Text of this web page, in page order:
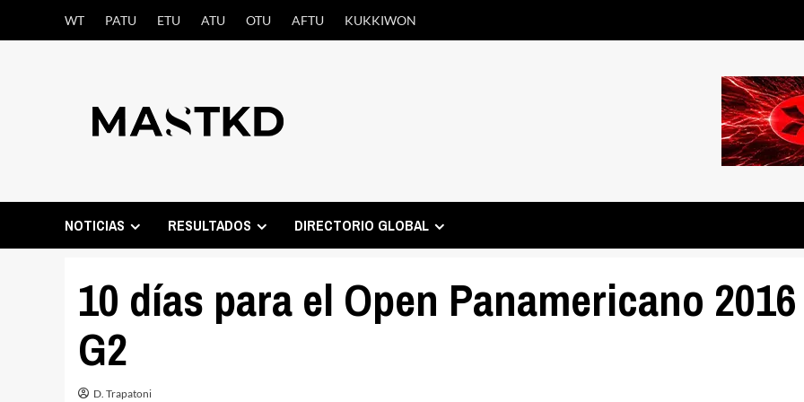
WT PATU ETU ATU OTU AFTU KUKKIWON
NOTICIAS RESULTADOS DIRECTORIO GLOBAL
10 días para el Open Panamericano 2016
G2
D. Trapatoni